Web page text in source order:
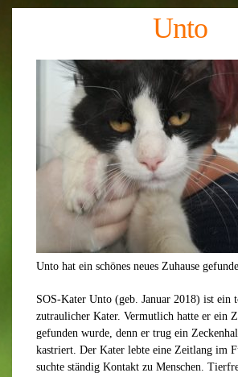
Unto
Unto hat ein schönes neues Zuhause
SOS-Kater Unto (geb. Januar 2018) ist ein
zutraulicher Kater. Vermutlich hatte er ein
gefunden wurde, denn er trug ein
kastriert. Der Kater lebte eine Zeitlang im
suchte ständig Kontakt zu Menschen.